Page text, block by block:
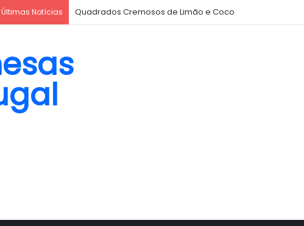
Últimas Notícias Quadrados Cremosos de Limão e Coco